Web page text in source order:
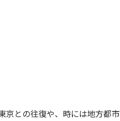
京との往復や、時には地方都市